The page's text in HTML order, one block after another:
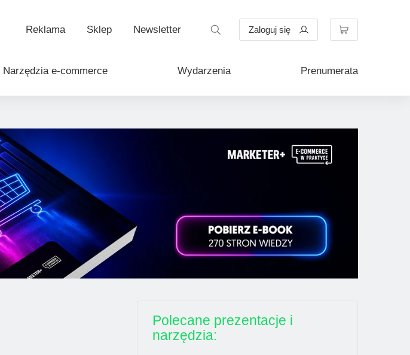
Reklama Sklep Newsletter Zaloguj się
Narzędzia e-commerce Wydarzenia Prenumerata
Polecane prezentacje i
narzędzia: